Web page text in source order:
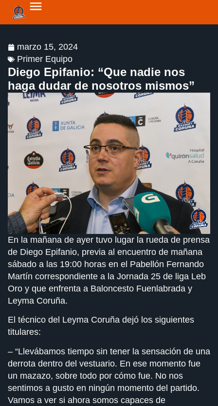
marzo 15, 2024
Primer Equipo
Diego Epifanio: “Que nadie nos
haga dudar de nosotros mismos”
En la mañana de ayer tuvo lugar la rueda de prensa
de Diego Epifanio, previa al encuentro de mañana
sábado a las 19:00 horas en el Pabellón Fernando
Martín correspondiente a la Jornada 25 de liga Leb
Oro y que enfrenta a Baloncesto Fuenlabrada y
Leyma Coruña.
El técnico del Leyma Coruña dejó los siguientes
titulares:
– “Llevábamos tiempo sin tener la sensación de una
derrota dentro del vestuario. En ese momento fue
un mazazo, sobre todo por cómo fue. No nos
sentimos a gusto en ningún momento del partido.
Vamos a ver si ahora somos capaces de